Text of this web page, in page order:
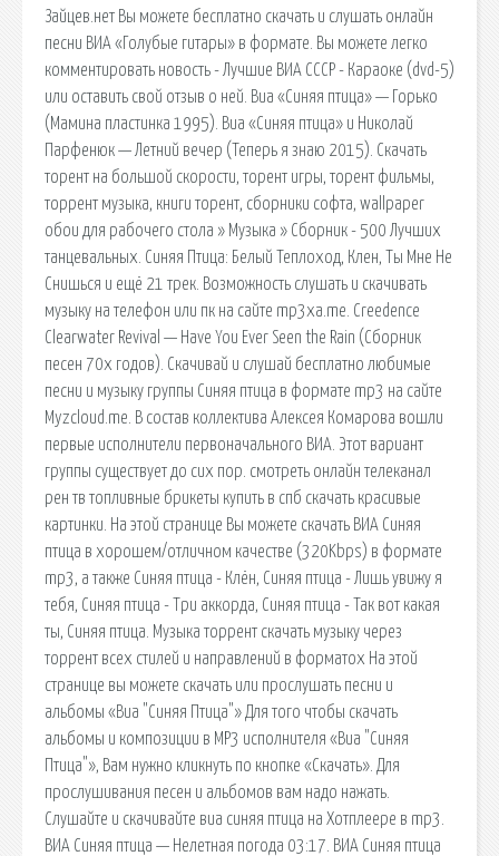
Зайцев.нет Вы можете бесплатно скачать и слушать онлайн
песни ВИА «Голубые гитары» в формате. Вы можете легко
комментировать новость - Лучшие ВИА СССР - Караоке (dvd-5)
или оставить свой отзыв о ней. Виа «Синяя птица» — Горько
(Мамина пластинка 1995). Виа «Синяя птица» и Николай
Парфенюк — Летний вечер (Теперь я знаю 2015). Скачать
торент на большой скорости, торент игры, торент фильмы,
торрент музыка, книги торент, сборники софта, wallpaper
обои для рабочего стола » Музыка » Сборник - 500 Лучших
танцевальных. Синяя Птица: Белый Теплоход, Клен, Ты Мне Не
Снишься и ещё 21 трек. Возможность слушать и скачивать
музыку на телефон или пк на сайте mp3xa.me. Creedence
Clearwater Revival — Have You Ever Seen the Rain (Сборник
песен 70х годов). Скачивай и слушай бесплатно любимые
песни и музыку группы Синяя птица в формате mp3 на сайте
Myzcloud.me. В состав коллектива Алексея Комарова вошли
первые исполнители первоначального ВИА. Этот вариант
группы существует до сих пор. смотреть онлайн телеканал
рен тв топливные брикеты купить в спб скачать красивые
картинки. На этой странице Вы можете скачать ВИА Синяя
птица в хорошем/отличном качестве (320Kbps) в формате
mp3, а также Синяя птица - Клён, Синяя птица - Лишь увижу я
тебя, Синяя птица - Три аккорда, Синяя птица - Так вот какая
ты, Синяя птица. Музыка торрент скачать музыку через
торрент всех стилей и направлений в форматох На этой
странице вы можете скачать или прослушать песни и
альбомы «Виа "Синяя Птица"» Для того чтобы скачать
альбомы и композиции в MP3 исполнителя «Виа "Синяя
Птица"», Вам нужно кликнуть по кнопке «Скачать». Для
прослушивания песен и альбомов вам надо нажать.
Слушайте и скачивайте виа синяя птица на Хотплеере в mp3.
ВИА Синяя птица — Нелетная погода 03:17. ВИА Синяя птица